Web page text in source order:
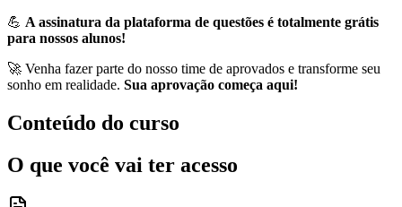
💪 A assinatura da plataforma de questões é totalmente grátis
para nossos alunos!
🚀 Venha fazer parte do nosso time de aprovados e transforme seu
sonho em realidade. Sua aprovação começa aqui!
Conteúdo do curso
O que você vai ter acesso